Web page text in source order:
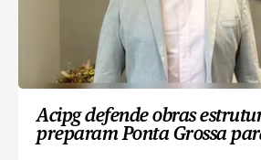
Acipg defende obras
preparam Ponta Grossa